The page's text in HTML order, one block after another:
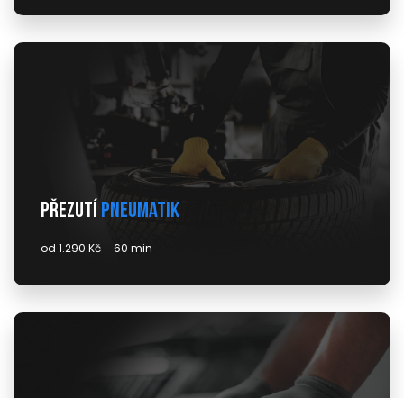
Přezutí pneumatik
od 1.290 Kč 60 min